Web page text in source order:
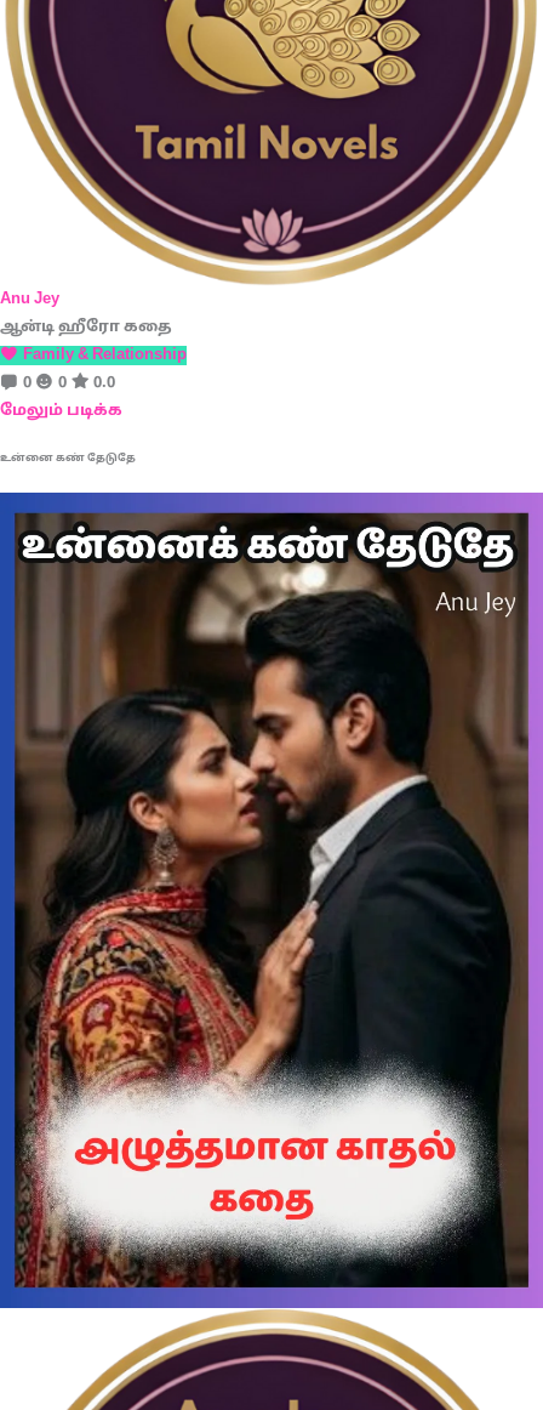
Anu Jey
ஆன்டி ஹீரோ கதை
Family & Relationship
0
0
0.0
மேலும் படிக்க
உன்னை கண் தேடுதே